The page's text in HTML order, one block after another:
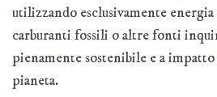
utilizzando esclusivamente
carburanti fossili o altre fonti
pienamente sostenibile e a
pianeta.